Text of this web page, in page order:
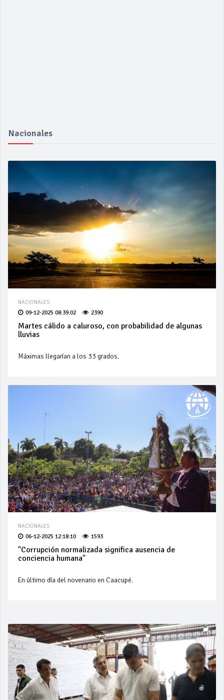
Nacionales
NACIONALES
09-12-2025 08:39:02 2390
Martes cálido a caluroso, con probabilidad de algunas
lluvias
Máximas llegarían a los 33 grados.
NACIONALES
06-12-2025 12:18:10 1593
"Corrupción normalizada significa ausencia de
conciencia humana"
En último día del novenario en Caacupé.